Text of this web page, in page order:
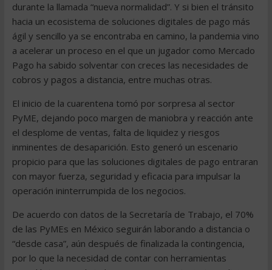
durante la llamada “nueva normalidad”. Y si bien el tránsito
hacia un ecosistema de soluciones digitales de pago más
ágil y sencillo ya se encontraba en camino, la pandemia vino
a acelerar un proceso en el que un jugador como Mercado
Pago ha sabido solventar con creces las necesidades de
cobros y pagos a distancia, entre muchas otras.
El inicio de la cuarentena tomó por sorpresa al sector
PyME, dejando poco margen de maniobra y reacción ante
el desplome de ventas, falta de liquidez y riesgos
inminentes de desaparición. Esto generó un escenario
propicio para que las soluciones digitales de pago entraran
con mayor fuerza, seguridad y eficacia para impulsar la
operación ininterrumpida de los negocios.
De acuerdo con datos de la Secretaría de Trabajo, el 70%
de las PyMEs en México seguirán laborando a distancia o
“desde casa”, aún después de finalizada la contingencia,
por lo que la necesidad de contar con herramientas